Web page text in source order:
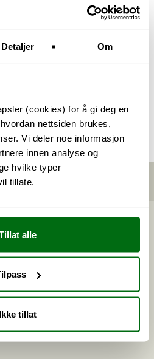
Detaljer Om
(cookies) for å gi deg en
nettsiden brukes,
Vi deler noe informasjon
innen analyse og
hvilke typer
tillate.
alle
Ikke tillat
Norway
purchase
receive exclusive